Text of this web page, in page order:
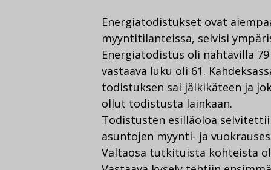
Energiatodistukset ovat
myyntitilanteissa, selvisi
Energiatodistus oli nähtävillä
vastaava luku oli 61.
todistuksen sai jälkikäteen ja
ollut todistusta lainkaan.
Todistusten esilläoloa
asuntojen myynti- ja
Valtaosa tutkituista kohteista